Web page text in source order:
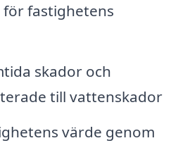
för fastighetens
skador och
till vattenskador
värde genom